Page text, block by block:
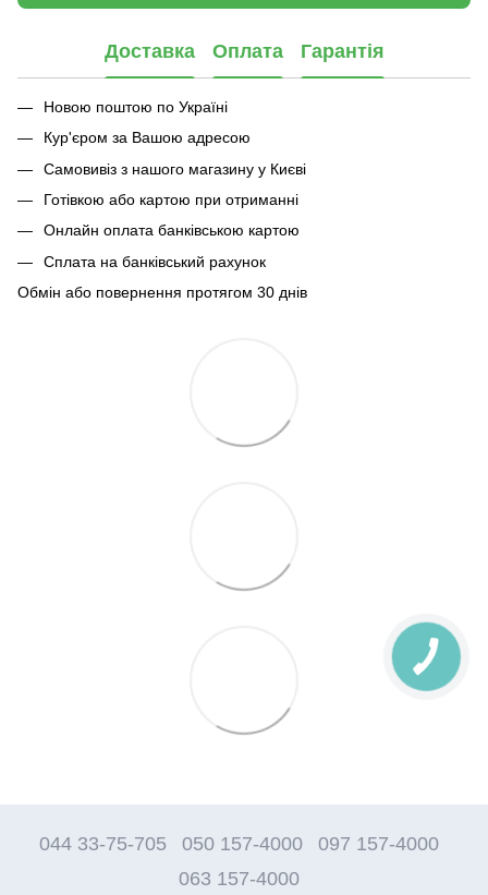
Доставка Оплата Гарантія
Новою поштою по Україні
Кур'єром за Вашою адресою
Самовивіз з нашого магазину у Києві
Готівкою або картою при отриманні
Онлайн оплата банківською картою
Сплата на банківський рахунок
Обмін або повернення протягом 30 днів
044 33-75-705 050 157-4000
097 157-4000
063 157-4000